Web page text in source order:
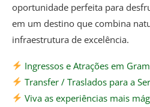
oportunidade perfeita para
em um destino que combina
infraestrutura de excelência.
Ingressos e Atrações em
Transfer / Traslados para a
Viva as experiências mais